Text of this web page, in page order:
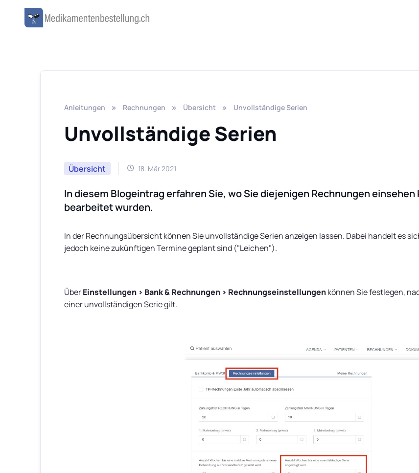
Anleitungen Rechnungen Übersicht Unvollständige Serien
Unvollständige Serien
Übersicht 18. Mär 2021
In diesem Blogeintrag erfahren Sie, wo Sie diejenigen Rechnungen
bearbeitet wurden.
In der Rechnungsübersicht können Sie unvollständige Serien anzeigen lassen. Dabei handelt es
jedoch keine zukünftigen Termine geplant sind ("Leichen").
ÜberEinstellungen > Bank & Rechnungen > Rechnungseinstellungenkönnen Sie festlegen,
einer unvollständigen Serie gilt.